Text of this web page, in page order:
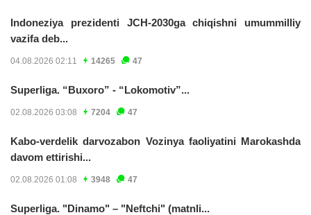
Indoneziya prezidenti JCH-2030ga chiqishni umummilliy
vazifa deb...
04.08.2026 02:11 14265 47
Superliga. “Buxoro” - “Lokomotiv”...
02.08.2026 03:08 7204 47
Kabo-verdelik darvozabon Vozinya faoliyatini Marokashda
davom ettirishi...
02.08.2026 01:08 3948 47
Superliga. "Dinamo" – "Neftchi" (matnli...